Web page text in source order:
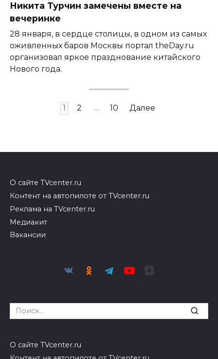
Никита Турчин замечены вместе на
вечеринке
28 января, в сердце столицы, в одном из самых
оживленных баров Москвы портал theDay.ru
организовал яркое празднование китайского
Нового года.
1 2 … 10 Далее
О сайте TVcenter.ru
Контент на автопилоте от TVcenter.ru
Реклама на TVcenter.ru
Медиакит
Вакансии
Search
for:
О сайте TVcenter.ru